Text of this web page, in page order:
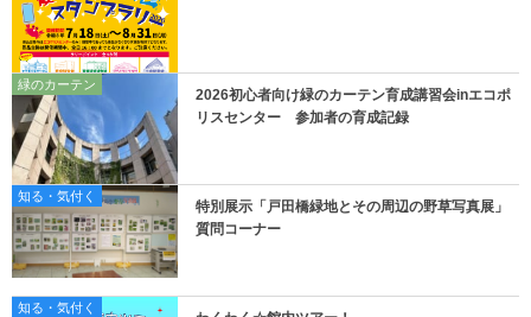
緑のカーテン
2026初心者向け緑のカーテン育成講習会inエコポ
リスセンター 参加者の育成記録
知る・気付く
特別展示「戸田橋緑地とその周辺の野草写真展」
質問コーナー
知る・気付く